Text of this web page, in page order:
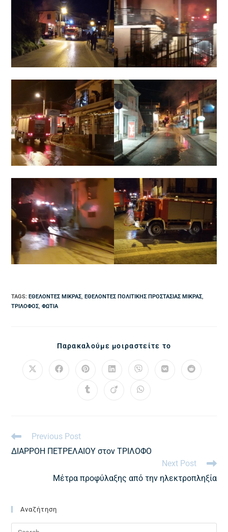
TAGS:ΕΘΕΛΟΝΤΈΣ ΜΊΚΡΑΣ, ΕΘΕΛΟΝΤΈΣ ΠΟΛΙΤΙΚΉΣ ΠΡΟΣΤΑΣΊΑΣ ΜΊΚΡΑΣ,
ΤΡΊΛΟΦΟΣ, ΦΩΤΙΆ
Παρακαλούμε μοιραστείτε το
Previous Post
ΔΙΑΡΡΟΗ ΠΕΤΡΕΛΑΙΟΥ στον ΤΡΙΛΟΦΟ
Next Post
Μέτρα προφύλαξης από την ηλεκτροπληξία
Αναζήτηση